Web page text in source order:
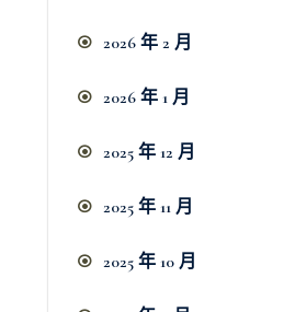
2026 年 2 月
2026 年 1 月
2025 年 12 月
2025 年 11 月
2025 年 10 月